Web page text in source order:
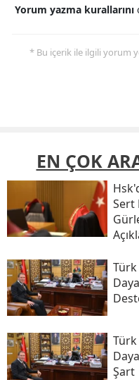
Yorum yazma kurallarını
* Bu içerik ile ilgili yorum
EN ÇOK
Sert
Türk
Türk
Şart